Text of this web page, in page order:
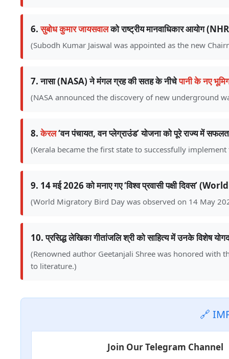
6.सुबोध कुमार जायसवालको राष्ट्रीय मानवाधिकार आयोग
(Subodh Kumar Jaiswal was appointed as the new
7. नासा (NASA) ने मंगल ग्रह की सतह के नीचेपानी के नए
(NASA announced the discovery of new underground
8.केरल‘वन पंचायत, वन प्लेग्राउंड’ योजना को पूरे राज्य में
(Kerala became the first state to successfully implement
9. 14 मई 2026 को मनाए गए ‘विश्व प्रवासी पक्षी दिवस’
(World Migratory Bird Day was observed on 14 May
10. प्रसिद्ध लेखिका गीतांजलि श्री को साहित्य में उनके विशेष
(Renowned author Geetanjali Shree was honored with
to literature.)
🔗
Join Our Telegram Channel